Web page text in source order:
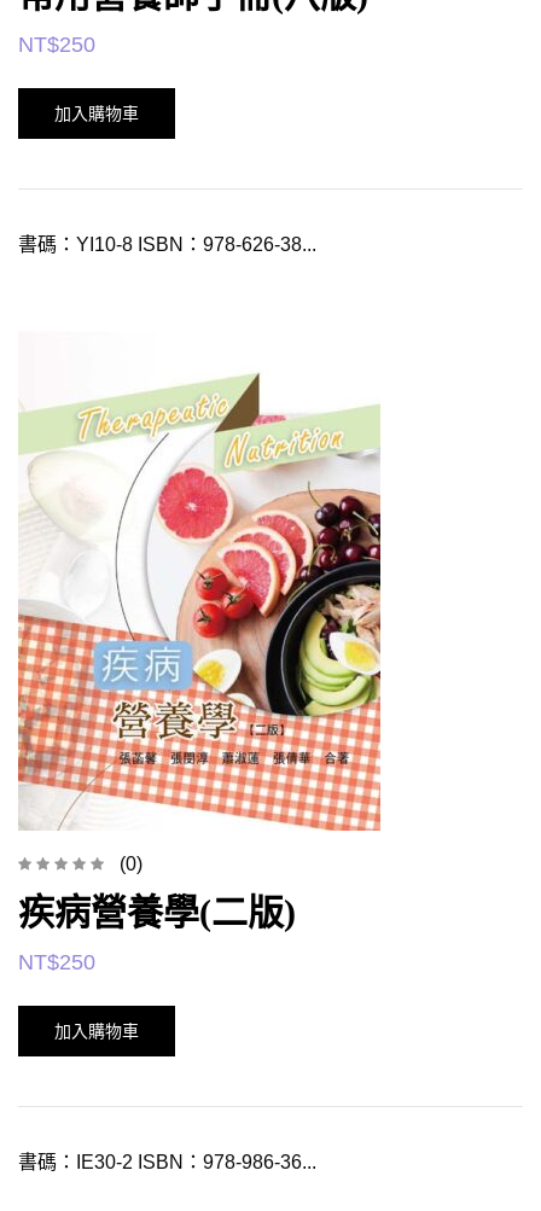
NT$250
加入購物車
書碼：YI10-8 ISBN：978-626-38...
(0)
疾病營養學(二版)
NT$250
加入購物車
書碼：IE30-2 ISBN：978-986-36...